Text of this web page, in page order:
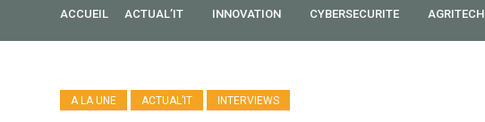
ACCUEIL ACTUAL’IT INNOVATION CYBERSECURITE AGRITECH
A LA UNE ACTUAL’IT INTERVIEWS